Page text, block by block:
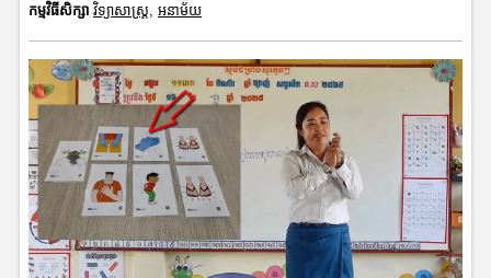
កម្មវិធីសិក្សា វិទ្យាសាស្រ្ត អនាម័យ